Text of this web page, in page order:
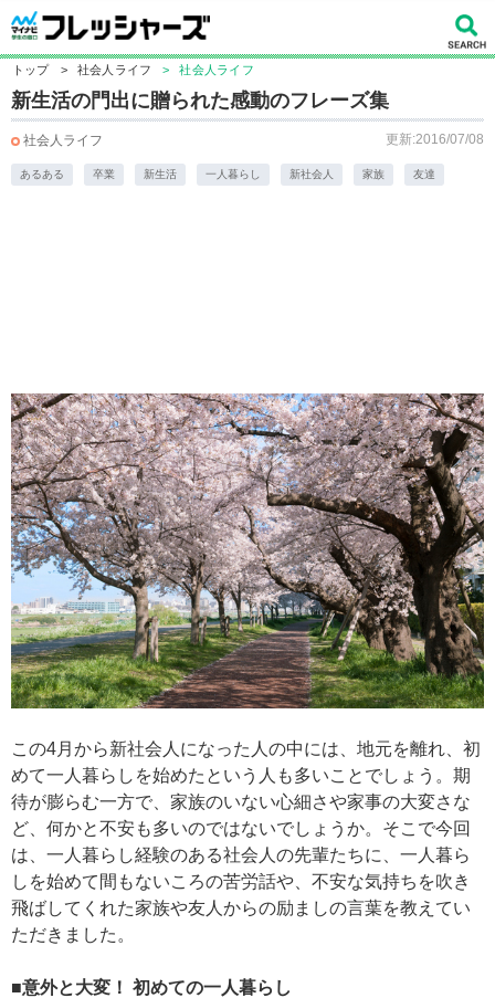
トップ > 社会人ライフ > 社会人ライフ
新生活の門出に贈られた感動のフレーズ集
社会人ライフ 更新:2016/07/08
あるある 卒業 新生活 一人暮らし 新社会人 家族 友達
この4月から新社会人になった人の中には、地元を離れ、初
めて一人暮らしを始めたという人も多いことでしょう。期
待が膨らむ一方で、家族のいない心細さや家事の大変さな
ど、何かと不安も多いのではないでしょうか。そこで今回
は、一人暮らし経験のある社会人の先輩たちに、一人暮ら
しを始めて間もないころの苦労話や、不安な気持ちを吹き
飛ばしてくれた家族や友人からの励ましの言葉を教えてい
ただきました。
■意外と大変！ 初めての一人暮らし